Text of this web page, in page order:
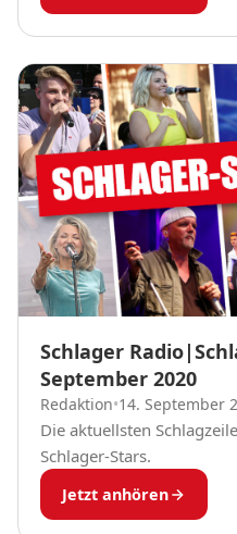
Schlager
September 2020
Redaktion•14. September
Die aktuellsten
Schlager-Stars.
Jetzt anhören